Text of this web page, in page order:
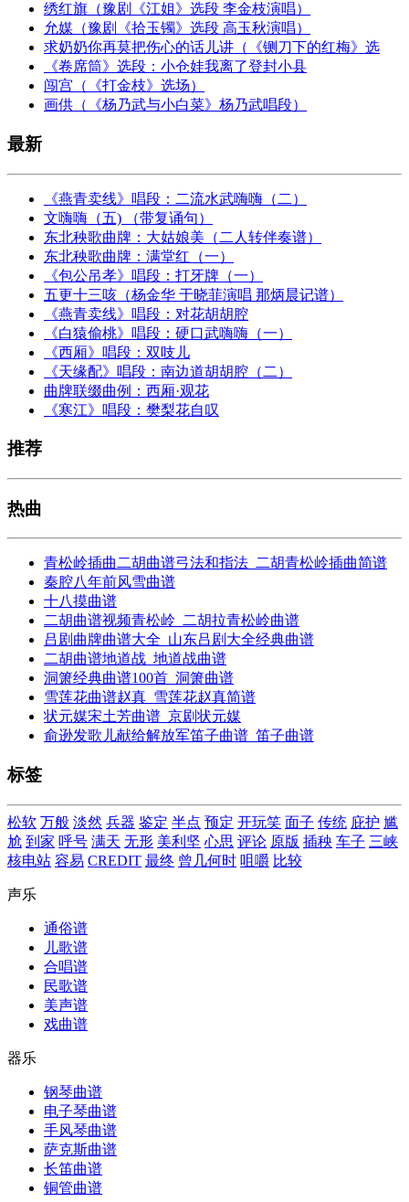
绣红旗（豫剧《江姐》选段 李金枝演唱）
允媒（豫剧《拾玉镯》选段 高玉秋演唱）
求奶奶你再莫把伤心的话儿讲（《铡刀下的红梅》选
《卷席筒》选段：小仓娃我离了登封小县
闯宫（《打金枝》选场）
画供（《杨乃武与小白菜》杨乃武唱段）
最新
《燕青卖线》唱段：二流水武嗨嗨（二）
文嗨嗨（五) （带复诵句）
东北秧歌曲牌：大姑娘美（二人转伴奏谱）
东北秧歌曲牌：满堂红（一）
《包公吊孝》唱段：打牙牌（一）
五更十三咳（杨金华 于晓菲演唱 那炳晨记谱）
《燕青卖线》唱段：对花胡胡腔
《白猿偷桃》唱段：硬口武嗨嗨（一）
《西厢》唱段：双吱儿
《天缘配》唱段：南边道胡胡腔（二）
曲牌联缀曲例：西厢·观花
《寒江》唱段：樊梨花自叹
推荐
热曲
青松岭插曲二胡曲谱弓法和指法_二胡青松岭插曲简谱
秦腔八年前风雪曲谱
十八摸曲谱
二胡曲谱视频青松岭_二胡拉青松岭曲谱
吕剧曲牌曲谱大全_山东吕剧大全经典曲谱
二胡曲谱地道战_地道战曲谱
洞箫经典曲谱100首_洞箫曲谱
雪莲花曲谱赵真_雪莲花赵真简谱
状元媒宋土芳曲谱_京剧状元媒
俞逊发歌儿献给解放军笛子曲谱_笛子曲谱
标签
松软 万般 淡然 兵器 鉴定 半点 预定 开玩笑 面子 传统 庇护 尴
尬 到家 呼号 满天 无形 美利坚 心思 评论 原版 插秧 车子 三峡
核电站 容易 CREDIT 最终 曾几何时 咀嚼 比较
声乐
通俗谱
儿歌谱
合唱谱
民歌谱
美声谱
戏曲谱
器乐
钢琴曲谱
电子琴曲谱
手风琴曲谱
萨克斯曲谱
长笛曲谱
铜管曲谱